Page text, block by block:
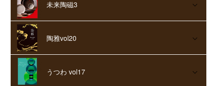
未来陶磁3
陶雅vol20
うつわ vol17